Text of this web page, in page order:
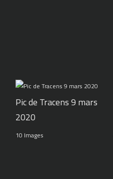
Pic de Tracens 9 mars
2020
10 Images